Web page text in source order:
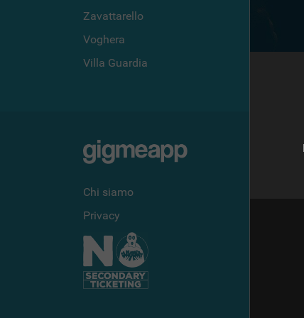
Zavattarello
Voghera
Villa Guardia
Chi siamo
Privacy